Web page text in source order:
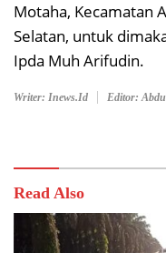
Motaha, Kecamatan
Selatan, untuk
Ipda Muh Arifudin.
Writer: Inews.id Editor:
Read Also